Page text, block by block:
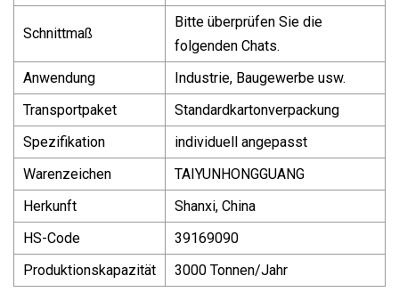
Schnittmaß
Bitte überprüfen Sie die
folgenden Chats.
Anwendung
Industrie, Baugewerbe usw.
Transportpaket
Standardkartonverpackung
Spezifikation
individuell angepasst
Warenzeichen
TAIYUNHONGGUANG
Herkunft
Shanxi, China
HS-Code
39169090
Produktionskapazität
3000 Tonnen/Jahr